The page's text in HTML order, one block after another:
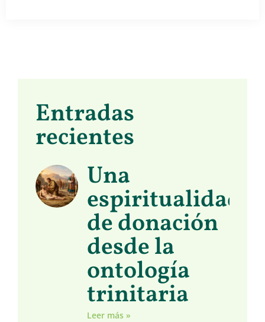
Entradas
recientes
Una
espiritualidad
de donación
desde la
ontología
trinitaria
Leer más »